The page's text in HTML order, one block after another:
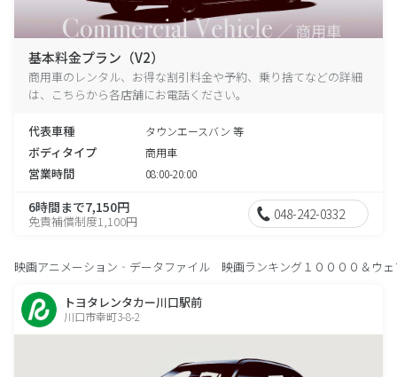
基本料金プラン（V2）
商用車のレンタル、お得な割引料金や予約、乗り捨てなどの詳細
は、こちらから各店舗にお電話ください。
代表車種 タウンエースバン 等
ボディタイプ 商用車
営業時間 08:00-20:00
6時間まで7,150円
免責補償制度1,100円 048-242-0332
映画アニメーション‐データファイル 映画ランキング１００００＆ウェ
トヨタレンタカー川口駅前
川口市幸町3-8-2